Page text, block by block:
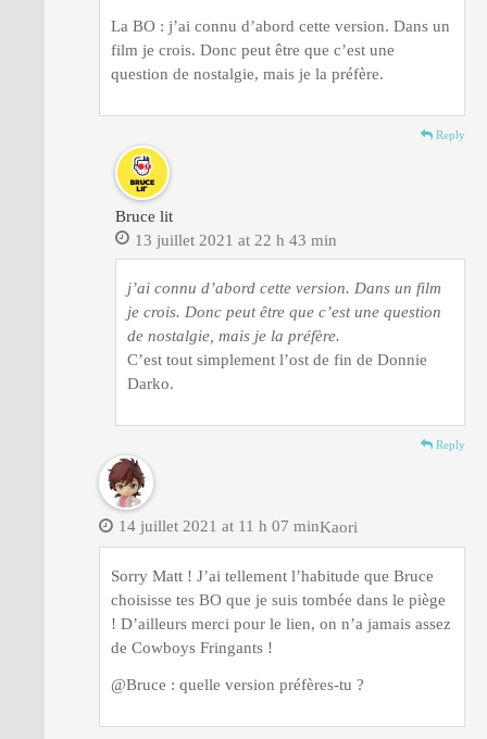
La BO : j’ai connu d’abord cette version. Dans un
film je crois. Donc peut être que c’est une
question de nostalgie, mais je la préfère.
Reply
Bruce lit
13 juillet 2021 at 22 h 43 min
j’ai connu d’abord cette version. Dans un film
je crois. Donc peut être que c’est une question
de nostalgie, mais je la préfère.
C’est tout simplement l’ost de fin de Donnie
Darko.
Reply
Kaori
14 juillet 2021 at 11 h 07 min
Sorry Matt ! J’ai tellement l’habitude que Bruce
choisisse tes BO que je suis tombée dans le piège
! D’ailleurs merci pour le lien, on n’a jamais assez
de Cowboys Fringants !
@Bruce : quelle version préfères-tu ?